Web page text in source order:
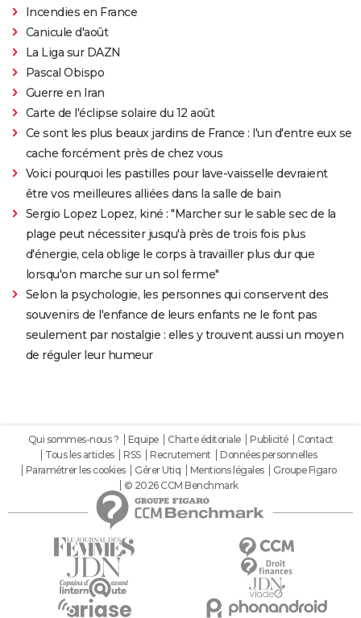
Incendies en France
Canicule d'août
La Liga sur DAZN
Pascal Obispo
Guerre en Iran
Carte de l'éclipse solaire du 12 août
Ce sont les plus beaux jardins de France : l'un d'entre eux se
cache forcément près de chez vous
Voici pourquoi les pastilles pour lave-vaisselle devraient
être vos meilleures alliées dans la salle de bain
Sergio Lopez Lopez, kiné : "Marcher sur le sable sec de la
plage peut nécessiter jusqu'à près de trois fois plus
d'énergie, cela oblige le corps à travailler plus dur que
lorsqu'on marche sur un sol ferme"
Selon la psychologie, les personnes qui conservent des
souvenirs de l'enfance de leurs enfants ne le font pas
seulement par nostalgie : elles y trouvent aussi un moyen
de réguler leur humeur
Qui sommes-nous ? Equipe Charte éditoriale Publicité
Contact
Tous les articles
RSS Recrutement
Données personnelles
Paramétrer les cookies
Gérer Utiq Mentions légales
Groupe Figaro
© 2026 CCM Benchmark